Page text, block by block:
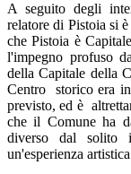
A seguito degli
relatore di Pistoia si
che Pistoia è
l'impegno profuso
della Capitale della
Centro storico era
previsto, ed è
che il Comune ha
diverso dal solito
un'esperienza